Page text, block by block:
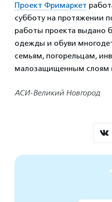
Проект Фримаркет
субботу на протяжении
работы проекта выдано
одежды и обуви
семьям, погорельцам,
малозащищенным слоям
АСИ-Великий Новгород